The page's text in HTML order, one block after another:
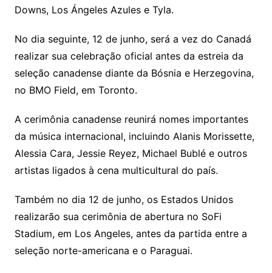
Downs, Los Ángeles Azulese Tyla.
No dia seguinte, 12 de junho, será a vez do Canadá
realizar sua celebração oficial antes da estreia da
seleção canadense diante da Bósnia e Herzegovina,
no BMO Field, em Toronto.
A cerimônia canadense reunirá nomes importantes
da música internacional, incluindo Alanis Morissette,
Alessia Cara, Jessie Reyez, Michael Bublée outros
artistas ligados à cena multicultural do país.
Também no dia 12 de junho, os Estados Unidos
realizarão sua cerimônia de abertura no SoFi
Stadium, em Los Angeles, antes da partida entre a
seleção norte-americana e o Paraguai.